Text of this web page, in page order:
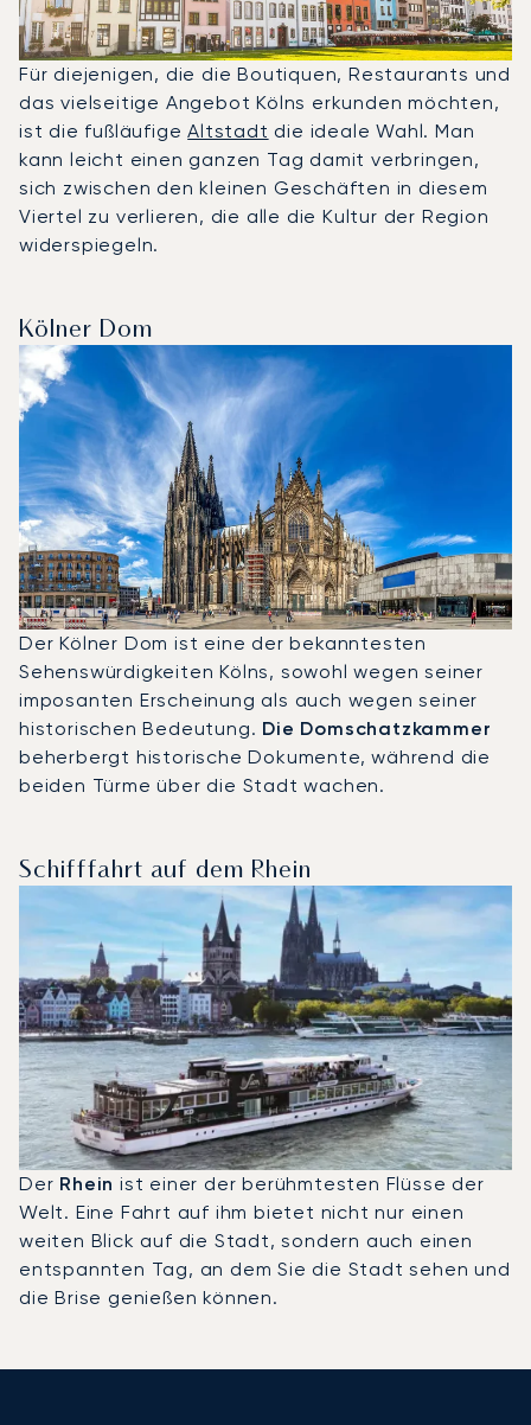
Für diejenigen, die die Boutiquen, Restaurants und
das vielseitige Angebot Kölns erkunden möchten,
ist die fußläufigeAltstadt die ideale Wahl. Man
kann leicht einen ganzen Tag damit verbringen,
sich zwischen den kleinen Geschäften in diesem
Viertel zu verlieren, die alle die Kultur der Region
widerspiegeln.
Kölner Dom
Der Kölner Dom ist eine der bekanntesten
Sehenswürdigkeiten Kölns, sowohl wegen seiner
imposanten Erscheinung als auch wegen seiner
historischen Bedeutung. Die Domschatzkammer
beherbergt historische Dokumente, während die
beiden Türme über die Stadt wachen.
Schifffahrt auf dem Rhein
Der Rhein ist einer der berühmtesten Flüsse der
Welt. Eine Fahrt auf ihm bietet nicht nur einen
weiten Blick auf die Stadt, sondern auch einen
entspannten Tag, an dem Sie die Stadt sehen und
die Brise genießen können.